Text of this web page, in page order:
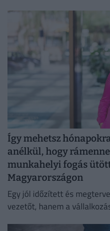
Így mehetsz
anélkül, hogy
munkahelyi fogás
Magyarországon
Egy jól időzített és
vezetőt, hanem a